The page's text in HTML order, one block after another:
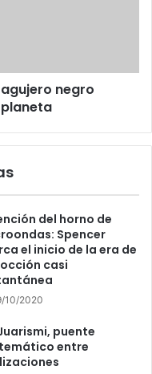
negro
del horno de
Spencer
el inicio de la era de
casi
10/2020
puente
entre